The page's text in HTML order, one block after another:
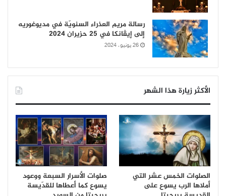
رسالة مريم العذراء السنويّة في مديوغوريه
إلى إيڤانكا في 25 حزيران 2024
26 يونيو، 2024
الأكثر زيارة هذا الشهر
الصلوات الخمس عشر التي
أملاها الرب يسوع على
صلوات الأسرار السبعة ووعود
يسوع كما أعطاها للقدّيسة